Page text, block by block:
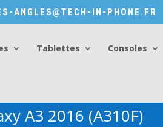
ANGLES@TECH-IN-PHONE.FR
Tablettes Consoles
A3 2016 (A310F)